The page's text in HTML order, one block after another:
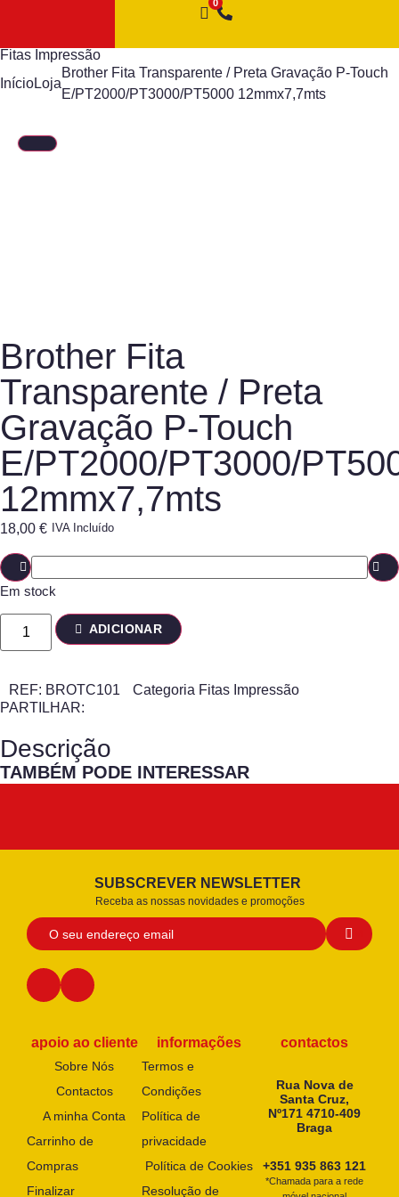
Fitas Impressão
InícioLoja
Brother Fita Transparente / Preta Gravação P-Touch
E/PT2000/PT3000/PT5000 12mmx7,7mts
Brother Fita
Transparente / Preta
Gravação P-Touch
E/PT2000/PT3000/
12mmx7,7mts
18,00 € IVA Incluído
Em stock
ADICIONAR
REF: BROTC101 Categoria Fitas Impressão
PARTILHAR:
Descrição
TAMBÉM PODE INTERESSAR
SUBSCREVER NEWSLETTER
Receba as nossas novidades e promoções
apoio ao cliente
Sobre Nós
Contactos
A minha Conta
Carrinho de
Compras
Finalizar
informações
Termos e
Condições
Política de
privacidade
Política de Cookies
Resolução de
contactos
Rua Nova de
Santa Cruz,
Nº171 4710-409
Braga
+351 935 863 121
*Chamada para a rede